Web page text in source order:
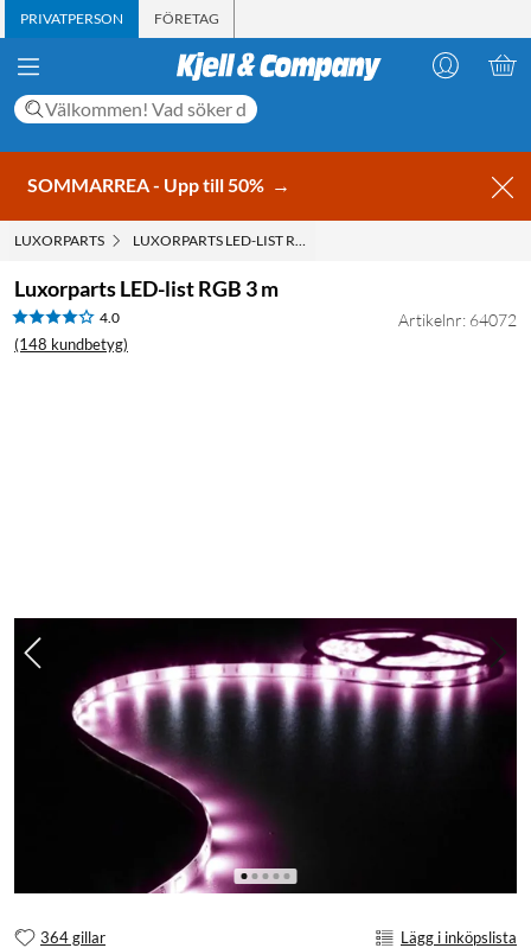
PRIVATPERSON FÖRETAG
SOMMARREA - Upp till 50% →
LUXORPARTS LUXORPARTS LED-LIST RGB 3 M
Luxorparts LED-list RGB 3 m
4.0
(148 kundbetyg)
Artikelnr: 64072
364 gillar Lägg i inköpslista